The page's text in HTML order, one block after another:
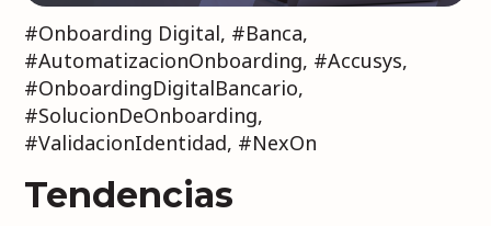
#Onboarding Digital, #Banca,
#AutomatizacionOnboarding, #Accusys,
#OnboardingDigitalBancario,
#SolucionDeOnboarding,
#ValidacionIdentidad, #NexOn
Tendencias